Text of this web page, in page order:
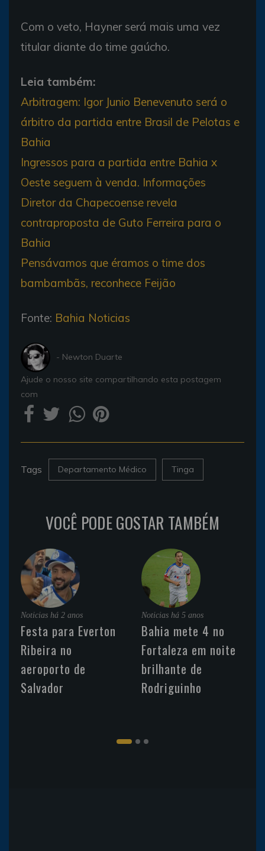
Com o veto, Hayner será mais uma vez
titular diante do time gaúcho.
Leia também:
Arbitragem: Igor Junio Benevenuto será o
árbitro da partida entre Brasil de Pelotas e
Bahia
Ingressos para a partida entre Bahia x
Oeste seguem à venda. Informações
Diretor da Chapecoense revela
contraproposta de Guto Ferreira para o
Bahia
Pensávamos que éramos o time dos
bambambãs, reconhece Feijão
Fonte: Bahia Noticias
- Newton Duarte
Ajude o nosso site compartilhando esta postagem
com
Tags Departamento Médico Tinga
VOCÊ PODE GOSTAR TAMBÉM
Noticias há 2 anos
Festa para Everton
Ribeira no
aeroporto de
Salvador
Noticias há 5 anos
Bahia mete 4 no
Fortaleza em noite
brilhante de
Rodriguinho